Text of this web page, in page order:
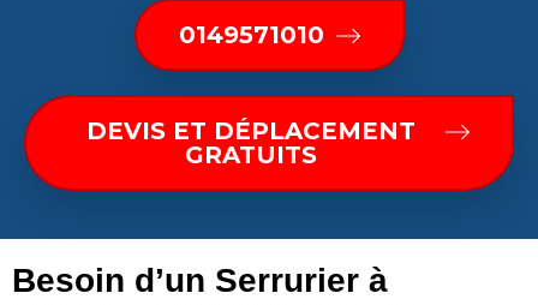
0149571010
DEVIS ET DÉPLACEMENT
GRATUITS
Besoin d’un Serrurier à